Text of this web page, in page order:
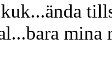
mina